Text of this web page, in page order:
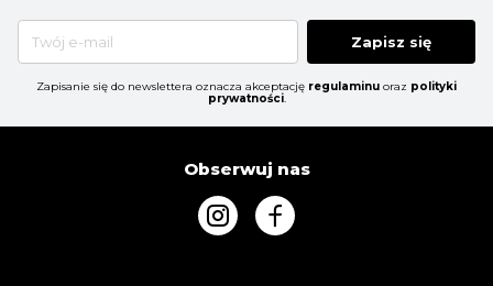
Zapisz się
Zapisanie się do newslettera oznacza akceptację regulaminu oraz polityki
prywatności.
Obserwuj nas